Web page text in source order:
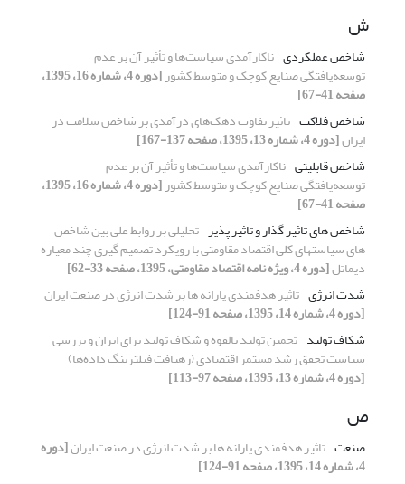
ش
شاخص عملکردی ناکارآمدی سیاست‌ها و تأثیر آن بر عدم
توسعه‌یافتگی صنایع کوچک و متوسط کشور [دوره 4، شماره 16، 1395،
صفحه 41-67]
شاخص فلاکت تاثیر تفاوت دهک‌های درآمدی بر شاخص سلامت در
ایران[دوره 4، شماره 13، 1395، صفحه 137-167]
شاخص قابلیتی ناکارآمدی سیاست‌ها و تأثیر آن بر عدم
توسعه‌یافتگی صنایع کوچک و متوسط کشور [دوره 4، شماره 16، 1395،
صفحه 41-67]
شاخص های تاثیر گذار و تاثیر پذیر تحلیلی بر روابط علی بین شاخص
های سیاستهای کلی اقتصاد مقاومتی با رویکرد تصمیم گیری چند معیاره
دیماتل[دوره 4، ویژه نامه اقتصاد مقاومتی، 1395، صفحه 33-62]
شدت انرژی تاثیر هدفمندی یارانه ها بر شدت انرژی در صنعت ایران
[دوره 4، شماره 14، 1395، صفحه 91-124]
شکاف تولید تخمین تولید بالقوه و شکاف تولید برای ایران و بررسی
سیاست تحقق رشد مستمر اقتصادی (رهیافت فیلترینگ داده‌ها)
[دوره 4، شماره 13، 1395، صفحه 97-113]
ص
صنعت تاثیر هدفمندی یارانه ها بر شدت انرژی در صنعت ایران[دوره
4، شماره 14، 1395، صفحه 91-124]